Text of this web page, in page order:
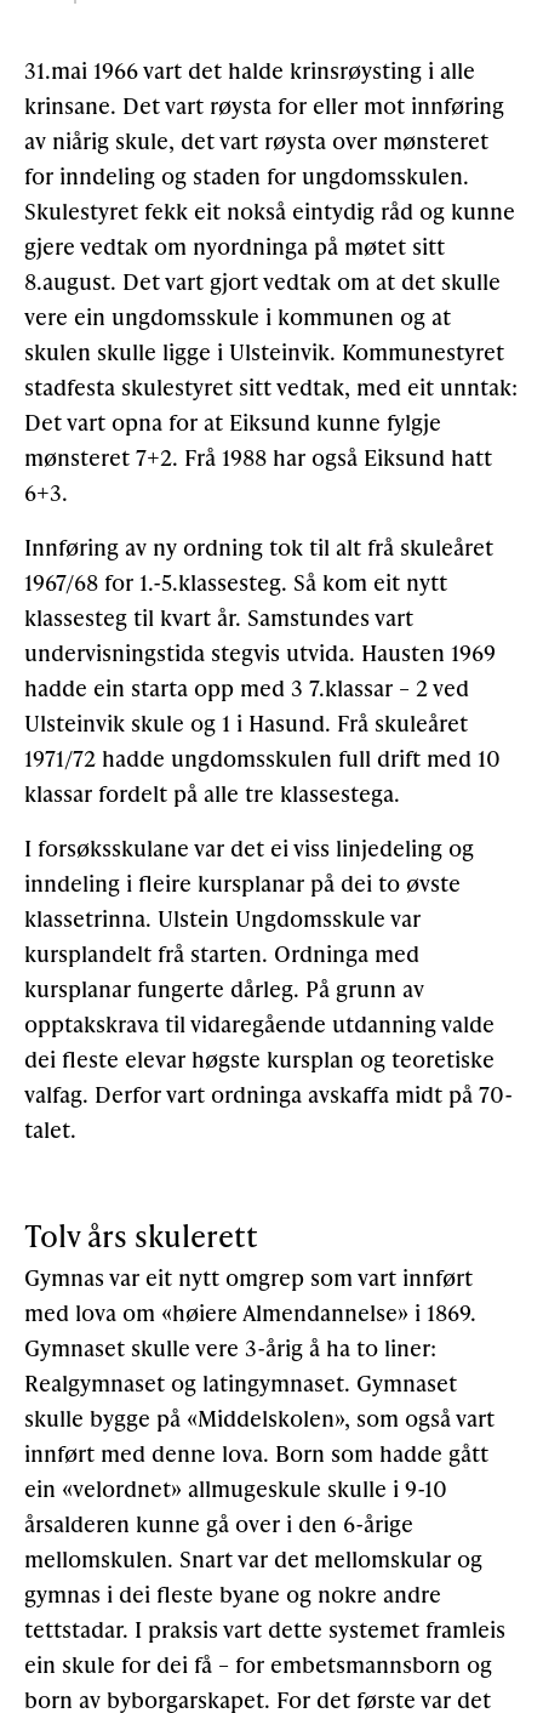
31.mai 1966 vart det halde krinsrøysting i alle
krinsane. Det vart røysta for eller mot innføring
av ni­årig skule, det vart røysta over mønsteret
for inndeling og staden for ungdomsskulen.
Skulestyret fekk eit nokså eintydig råd og kunne
gjere vedtak om nyord­ninga på møtet sitt
8.august. Det vart gjort vedtak om at det skulle
vere ein ungdomsskule i kommunen og at
skulen skulle ligge i Ulsteinvik. Kommunestyret
stadfesta skulestyret sitt vedtak, med eit unntak:
Det vart opna for at Eiksund kunne fylgje
mønsteret 7+2. Frå 1988 har også Eiksund hatt
6+3.
Innføring av ny ordning tok til alt frå skuleåret
1967/68 for 1.-5.klassesteg. Så kom eit nytt
klasses­teg til kvart år. Samstundes vart
undervisningstida stegvis utvida. Hausten 1969
hadde ein starta opp med 3 7.klassar – 2 ved
Ulsteinvik skule og 1 i Hasund. Frå skuleåret
1971/72 hadde ungdomsskulen full drift med 10
klassar fordelt på alle tre klassestega.
I forsøksskulane var det ei viss linjedeling og
inndeling i fleire kursplanar på dei to øvste
klassetrin­na. Ulstein Ungdomsskule var
kursplandelt frå starten. Ordninga med
kursplanar fungerte dårleg. På grunn av
opptakskrava til vidaregående utdanning valde
dei fleste elevar høgste kursplan og teoretiske
valfag. Derfor vart ordninga avskaffa midt på 70-
talet.
Tolv års skulerett
Gymnas var eit nytt omgrep som vart innført
med lova om «høiere Almendannelse» i 1869.
Gymnaset skulle vere 3-årig å ha to liner:
Realgymnaset og latingymnaset. Gymnaset
skulle bygge på «Middelsko­len», som også vart
innført med denne lova. Born som hadde gått
ein «velordnet» allmugeskule skulle i 9-10
årsalderen kunne gå over i den 6-årige
mellomskulen. Snart var det mellomskular og
gymnas i dei fleste byane og nokre andre
tettstadar. I praksis vart dette systemet framleis
ein skule for dei få – for embets­mannsborn og
born av byborgarskapet. For det første var det